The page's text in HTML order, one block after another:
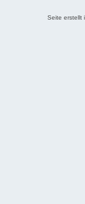
Seite erstellt